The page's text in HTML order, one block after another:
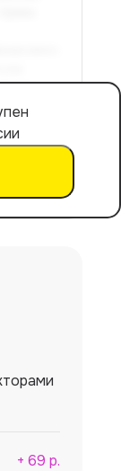
+ 69 р.